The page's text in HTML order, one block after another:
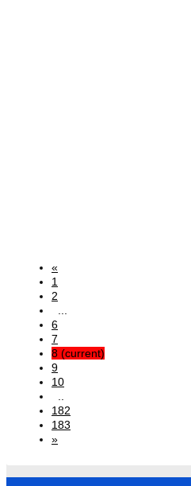
«
1
2
6
7
8 (current)
9
10
182
183
»